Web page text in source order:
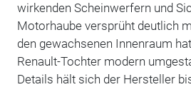
wirkenden Scheinwerfern und
Motorhaube versprüht deutlich
den gewachsenen Innenraum
Renault-Tochter modern
Details hält sich der Hersteller